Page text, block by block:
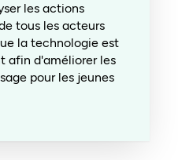
les actions
tous les acteurs
la technologie est
afin d'améliorer les
pour les jeunes